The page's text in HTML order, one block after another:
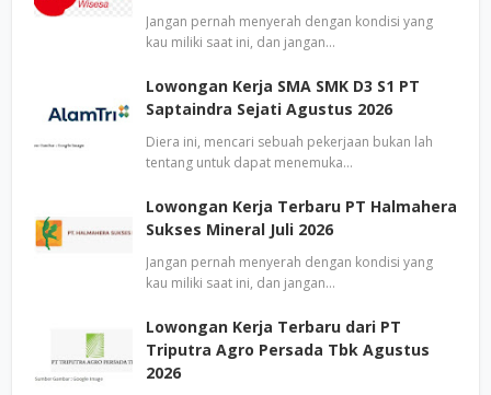
Jangan pernah menyerah dengan kondisi yang
kau miliki saat ini, dan jangan…
Lowongan Kerja SMA SMK D3 S1 PT
Saptaindra Sejati Agustus 2026
Diera ini, mencari sebuah pekerjaan bukan lah
tentang untuk dapat menemuka…
Lowongan Kerja Terbaru PT Halmahera
Sukses Mineral Juli 2026
Jangan pernah menyerah dengan kondisi yang
kau miliki saat ini, dan jangan…
Lowongan Kerja Terbaru dari PT
Triputra Agro Persada Tbk Agustus
2026